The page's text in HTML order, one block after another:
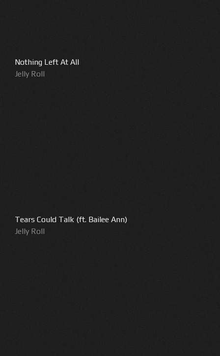
Nothing Left At All
Jelly Roll
Tears Could Talk (ft. Bailee Ann)
Jelly Roll